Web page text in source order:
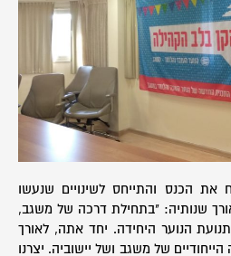
הכנס והתייחס לשינויים שנעשו
שנותיה: "בתחילת דרכה של משגב,
הנוער היחידה. יחד אתה, לאורך
של משגב ושל יישוביה. יצרנו